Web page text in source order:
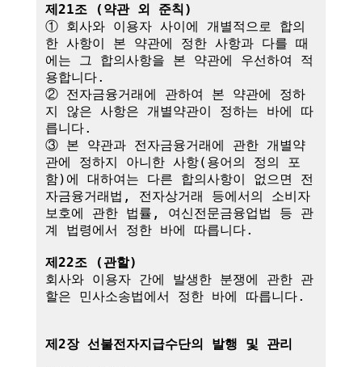
제21조 (약관 외 준칙)
① 회사와 이용자 사이에 개별적으로 합의
한 사항이 본 약관에 정한 사항과 다를 때
에는 그 합의사항을 본 약관에 우선하여 적
용합니다.
② 전자금융거래에 관하여 본 약관에 정하
지 않은 사항은 개별약관이 정하는 바에 따
릅니다.
③ 본 약관과 전자금융거래에 관한 개별약
관에 정하지 아니한 사항(용어의 정의 포
함)에 대하여는 다른 합의사항이 없으면 전
자금융거래법, 전자상거래 등에서의 소비자
보호에 관한 법률, 여신전문금융업법 등 관
계 법령에서 정한 바에 따릅니다.
제22조 (관할)
회사와 이용자 간에 발생한 분쟁에 관한 관
할은 민사소송법에서 정한 바에 따릅니다.
제2장 선불전자지급수단의 발행 및 관리